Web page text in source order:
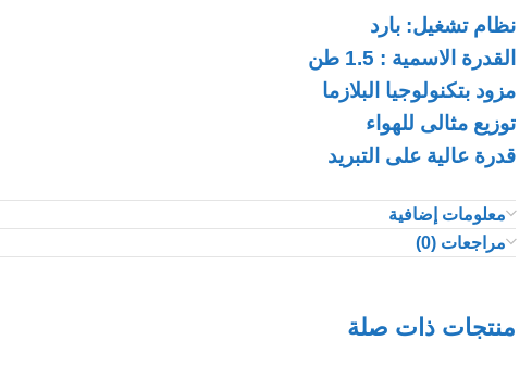
نظام تشغيل: بارد
القدرة الاسمية : 1.5 طن
مزود بتكنولوجيا البلازما
توزيع مثالى للهواء
قدرة عالية على التبريد
مستوى ضجيج منخفض
كفاءة تشغيل عالية
مؤقت 24 ساعة
معلومات إضافية
مراجعات (0)
منتجات ذات صلة